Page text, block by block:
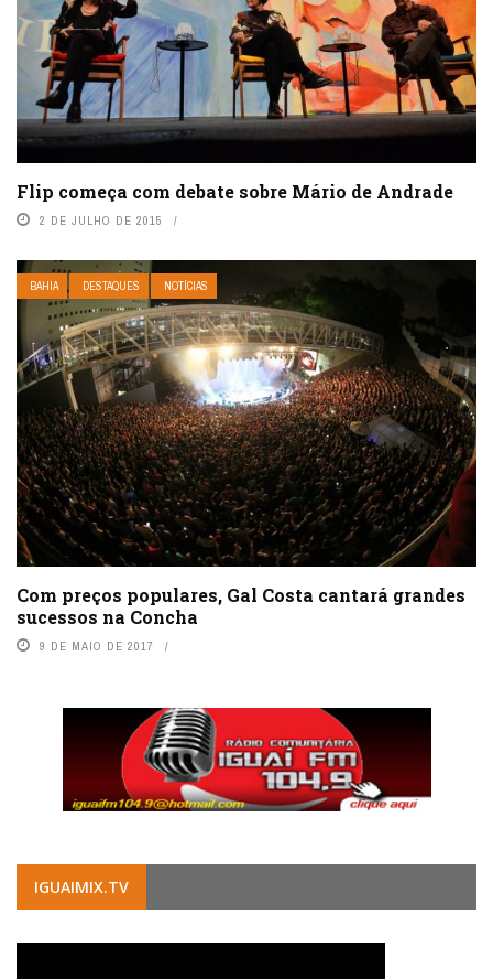
Flip começa com debate sobre Mário de Andrade
2 DE JULHO DE 2015
BAHIA DESTAQUES NOTÍCIAS
Com preços populares, Gal Costa cantará grandes
sucessos na Concha
9 DE MAIO DE 2017
IGUAIMIX.TV